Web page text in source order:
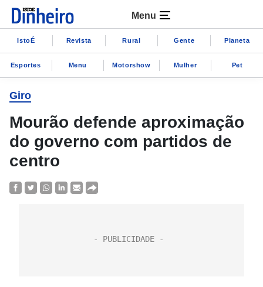
Menu
IstoÉ Revista Rural Gente Planeta
Esportes Menu Motorshow Mulher Pet
Giro
Mourão defende aproximação
do governo com partidos de
centro